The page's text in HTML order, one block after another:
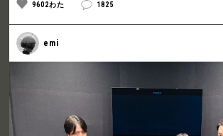
9602わた 1825
emi